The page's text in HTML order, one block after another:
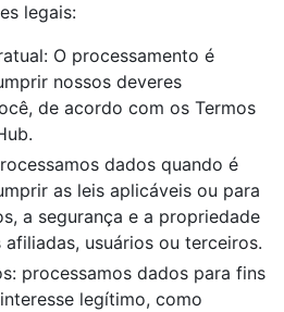
legais:
O processamento é
nossos deveres
de acordo com os Termos
dados quando é
as leis aplicáveis ou para
a segurança e a propriedade
usuários ou terceiros.
processamos dados para fins
legítimo, como